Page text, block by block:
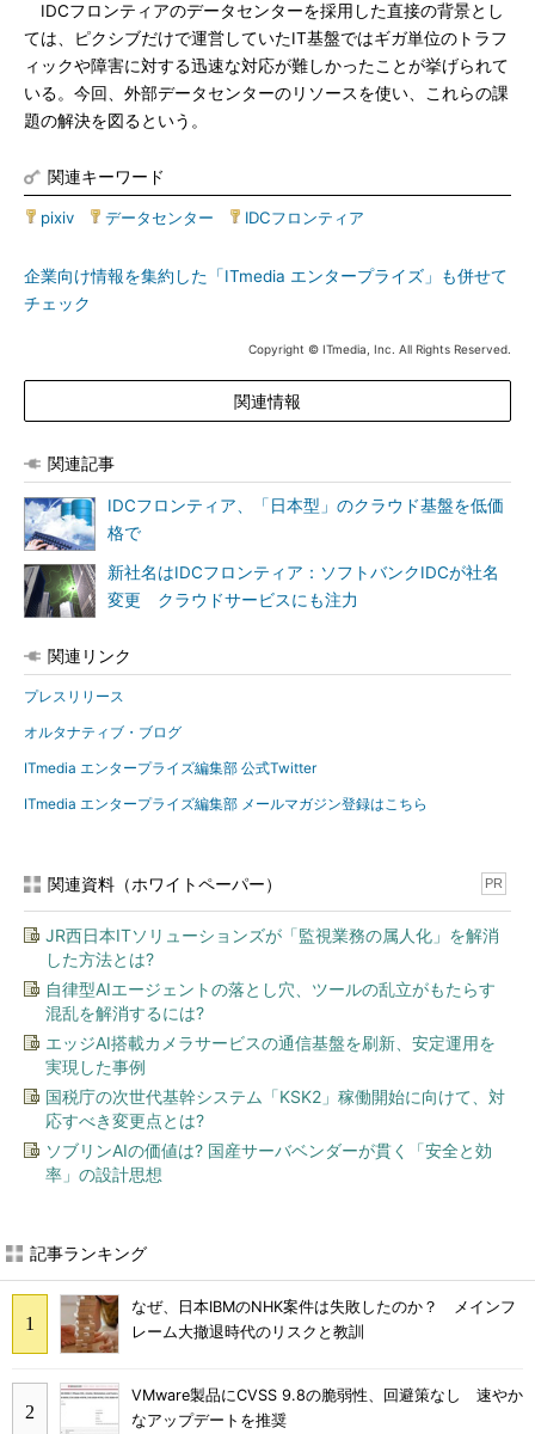
IDCフロンティアのデータセンターを採用した直接の背景とし
ては、ピクシブだけで運営していたIT基盤ではギガ単位のトラフ
ィックや障害に対する迅速な対応が難しかったことが挙げられて
いる。今回、外部データセンターのリソースを使い、これらの課
題の解決を図るという。
関連キーワード
pixiv データセンター IDCフロンティア
企業向け情報を集約した「ITmedia エンタープライズ」も併せて
チェック
Copyright © ITmedia, Inc. All Rights Reserved.
関連情報
関連記事
IDCフロンティア、「日本型」のクラウド基盤を低価
格で
新社名はIDCフロンティア：ソフトバンクIDCが社名
変更 クラウドサービスにも注力
関連リンク
プレスリリース
オルタナティブ・ブログ
ITmedia エンタープライズ編集部 公式Twitter
ITmedia エンタープライズ編集部 メールマガジン登録はこちら
関連資料（ホワイトペーパー） PR
JR西日本ITソリューションズが「監視業務の属人化」を解消
した方法とは?
自律型AIエージェントの落とし穴、ツールの乱立がもたらす
混乱を解消するには?
エッジAI搭載カメラサービスの通信基盤を刷新、安定運用を
実現した事例
国税庁の次世代基幹システム「KSK2」稼働開始に向けて、対
応すべき変更点とは?
ソブリンAIの価値は? 国産サーバベンダーが貫く「安全と効
率」の設計思想
記事ランキング
なぜ、日本IBMのNHK案件は失敗したのか？ メインフ
レーム大撤退時代のリスクと教訓
VMware製品にCVSS 9.8の脆弱性、回避策なし 速やか
なアップデートを推奨